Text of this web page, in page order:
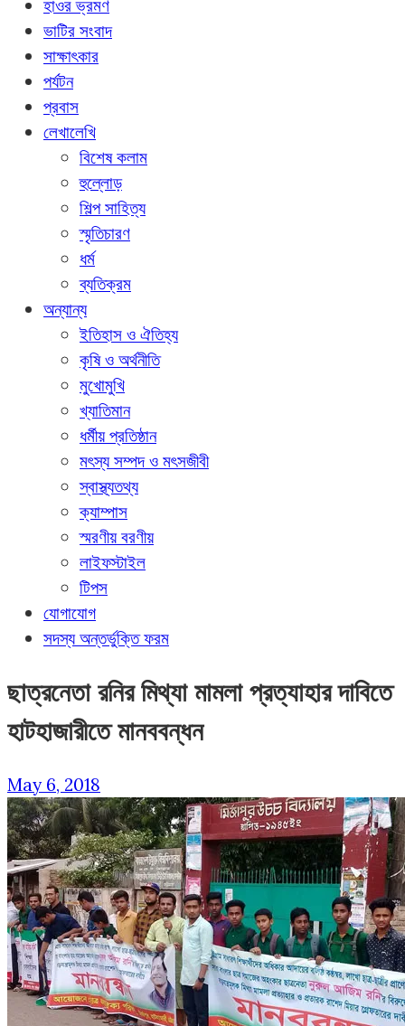
হাওর ভ্রমণ
ভাটির সংবাদ
সাক্ষাৎকার
পর্যটন
প্রবাস
লেখালেখি
বিশেষ কলাম
হুল্লোড়
শিল্প সাহিত্য
স্মৃতিচারণ
ধর্ম
ব্যতিক্রম
অন্যান্য
ইতিহাস ও ঐতিহ্য
কৃষি ও অর্থনীতি
মুখোমুখি
খ্যাতিমান
ধর্মীয় প্রতিষ্ঠান
মৎস্য সম্পদ ও মৎসজীবী
স্বাস্থ্যতথ্য
ক্যাম্পাস
স্মরণীয় বরণীয়
লাইফস্টাইল
টিপস
যোগাযোগ
সদস্য অন্তর্ভুক্তি ফরম
ছাত্রনেতা রনির মিথ্যা মামলা প্রত্যাহার দাবিতে
হাটহাজারীতে মানববন্ধন
May 6, 2018